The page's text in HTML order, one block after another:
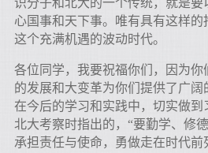
识分子和北大的一个传统，就是要
心国事和天下事。唯有具有这样
这个充满机遇的波动时代。
各位同学，我要祝福你们，因为你
的发展和大变革为你们提供了广阔
在今后的学习和实践中，切实做到
北大考察时指出的，“要勤学、修
承担责任与使命，勇做走在时代前